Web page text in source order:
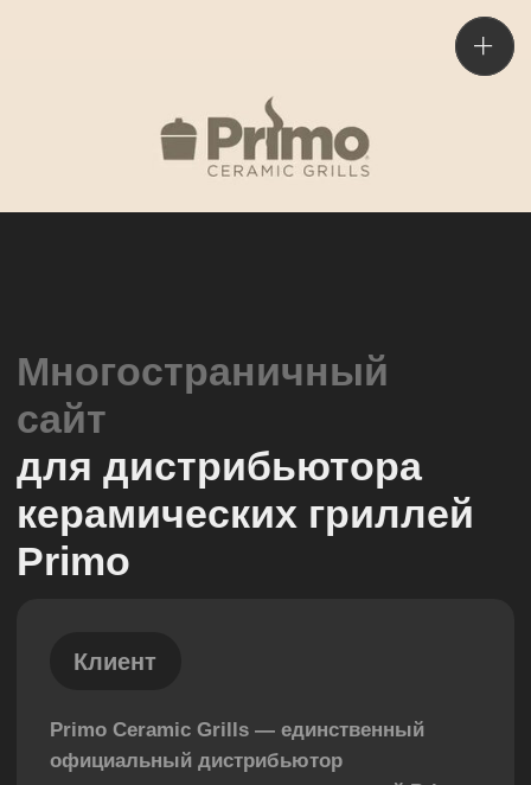
керамических гриллей
Primo
Primo Ceramic Grills — единственный
официальный дистрибьютор
премиальных керамических грилей Primo
США и занимают лидерскую позицию в
BBQ. Primo стремятся донести не только
функциональные преимущества своей
продукции, но и подчеркнуть её
Клиент